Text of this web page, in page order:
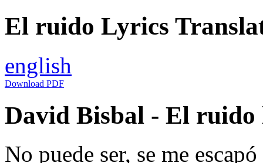
El ruido Lyrics
english
Download PDF
David Bisbal - El ruido
No puede ser, se me escapó